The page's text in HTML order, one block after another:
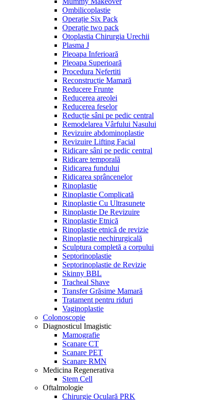
Ombilicoplastie
Operație Six Pack
Operație two pack
Otoplastia Chirurgia Urechii
Plasma J
Pleoapa Inferioară
Pleoapa Superioară
Procedura Nefertiti
Reconstrucție Mamară
Reducere Frunte
Reducerea areolei
Reducerea feselor
Reducție sâni pe pedic central
Remodelarea Vârfului Nasului
Revizuire abdominoplastie
Revizuire Lifting Facial
Ridicare sâni pe pedic central
Ridicare temporală
Ridicarea fundului
Ridicarea sprâncenelor
Rinoplastie
Rinoplastie Complicată
Rinoplastie Cu Ultrasunete
Rinoplastie De Revizuire
Rinoplastie Etnică
Rinoplastie etnică de revizie
Rinoplastie nechirurgicală
Sculptura completă a corpului
Septorinoplastie
Septorinoplastie de Revizie
Skinny BBL
Tracheal Shave
Transfer Grăsime Mamară
Tratament pentru riduri
Vaginoplastie
Colonoscopie
Diagnosticul Imagistic
Mamografie
Scanare CT
Scanare PET
Scanare RMN
Medicina Regenerativa
Stem Cell
Oftalmologie
Chirurgie Oculară PRK